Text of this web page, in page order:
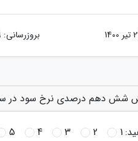
بروزرسانی:
شش دهم درصدی نرخ سود در
1
2
3
4
5